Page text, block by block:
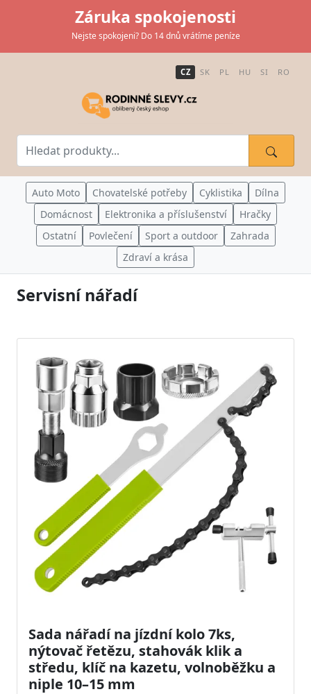
Záruka spokojenosti
Nejste spokojeni? Do 14 dnů vrátíme peníze
CZ SK PL HU SI RO
Auto Moto Chovatelské potřeby Cyklistika
Dílna
Domácnost
Elektronika a příslušenství
Hračky
Ostatní
Povlečení Sport a outdoor
Zahrada
Zdraví a krása
Servisní nářadí
Sada nářadí na jízdní kolo 7ks,
nýtovač řetězu, stahovák klik a
středu, klíč na kazetu, volnoběžku a
niple 10–15 mm